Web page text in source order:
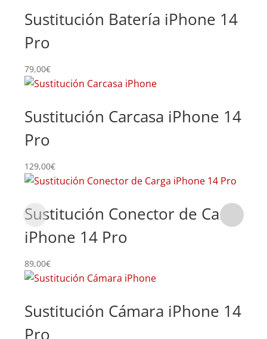
Sustitución Batería iPhone 14
Pro
79,00€
Sustitución Carcasa iPhone 14
Pro
129,00€
Sustitución Conector de Carga
iPhone 14 Pro
89,00€
Sustitución Cámara iPhone 14
Pro